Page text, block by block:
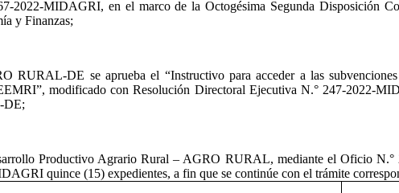
MIDAGRI, en el marco de la Octogésima Segunda Disposición
y Finanzas;
DE se aprueba el “Instructivo para acceder a las
modificado con Resolución Directoral Ejecutiva N.° 247-
DE;
Productivo Agrario Rural – AGRO RURAL, mediante el Oficio
quince (15) expedientes, a fin que se continúe con el trámite